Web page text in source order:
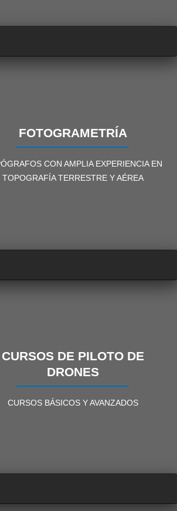
FOTOGRAMETRÍA
CON AMPLIA EXPERIENCIA EN
TOPOGRAFÍA TERRESTRE Y AÉREA
FOTOGRAMETRÍA
PÍDENOS INFORMACIÓN
SIN COMPROMISO
CURSOS DE PILOTO DE
DRONES
CURSOS BÁSICOS Y AVANZADOS
CURSOS DE PILOTO
SIN COMPROMISO